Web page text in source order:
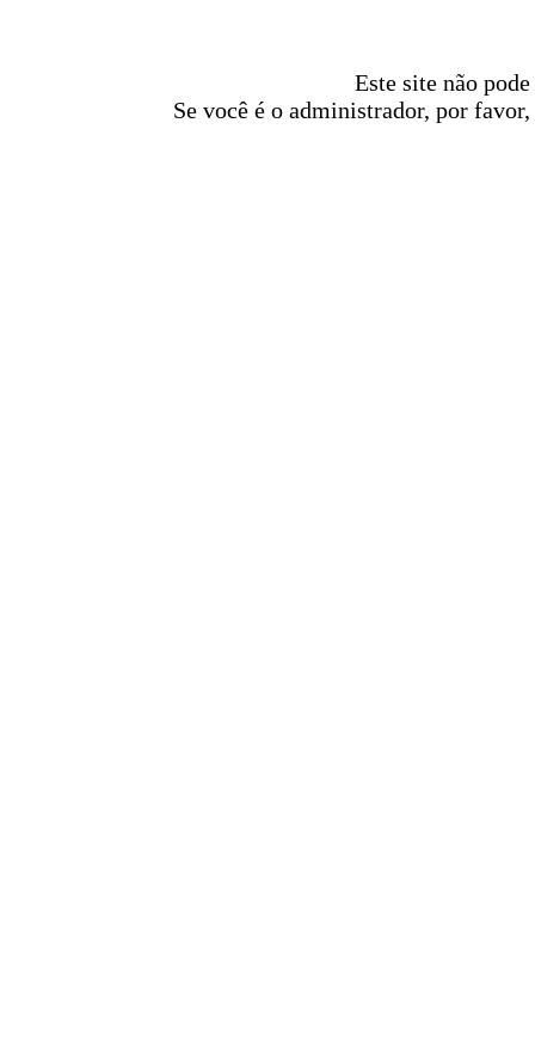
Este site não
Se você é o administrador, por